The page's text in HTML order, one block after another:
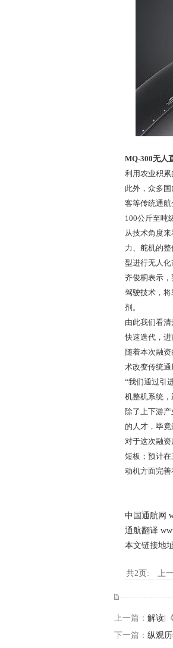
MQ-300无人
利用农业积累
此外，众多
客等传统通
100公斤至吨
从技术角度
力、舵机的
型进行无人化
齐俊桐表示
驾驶技术，
剂。
由此我们看
快速迭代，进
随着本次融
术改变传统通
“我们通过引
机整机系统，
除了上下游
的人才，毕竟
对于这次融
短板；预计
动机方面完
中国通航网
通航翻译
本文链接地
共2页: 上
上一篇： 解读|
下一篇： 纵观